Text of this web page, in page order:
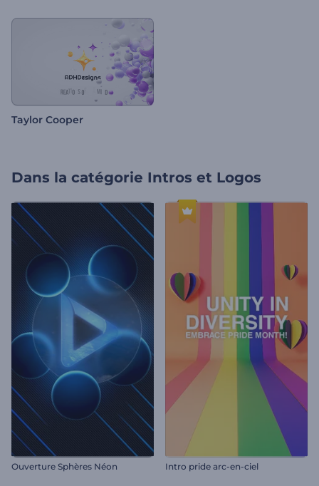
Taylor Cooper
Dans la catégorie Intros et Logos
Ouverture Sphères Néon Intro pride arc-en-ciel